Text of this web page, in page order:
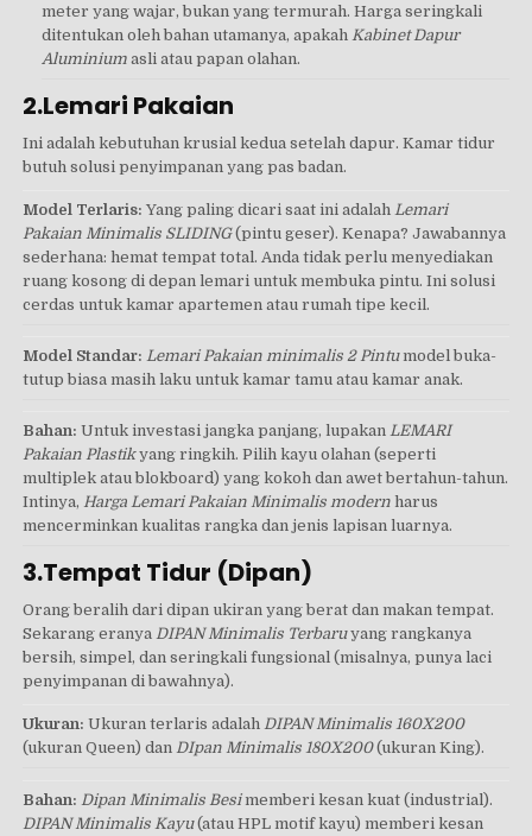
meter yang wajar, bukan yang termurah. Harga seringkali
ditentukan oleh bahan utamanya, apakah Kabinet Dapur
Aluminiumasli atau papan olahan.
2.Lemari Pakaian
Ini adalah kebutuhan krusial kedua setelah dapur. Kamar tidur
butuh solusi penyimpanan yang pas badan.
Model Terlaris: Yang paling dicari saat ini adalahLemari
Pakaian Minimalis SLIDING(pintu geser). Kenapa? Jawabannya
sederhana: hemat tempat total. Anda tidak perlu menyediakan
ruang kosong di depan lemari untuk membuka pintu. Ini solusi
cerdas untuk kamar apartemen atau rumah tipe kecil.
Model Standar: Lemari Pakaian minimalis 2 Pintumodel buka-
tutup biasa masih laku untuk kamar tamu atau kamar anak.
Bahan: Untuk investasi jangka panjang, lupakanLEMARI
Pakaian Plastikyang ringkih. Pilih kayu olahan (seperti
multiplek atau blokboard) yang kokoh dan awet bertahun-tahun.
Intinya,Harga Lemari Pakaian Minimalis modern harus
mencerminkan kualitas rangka dan jenis lapisan luarnya.
3.Tempat Tidur (Dipan)
Orang beralih dari dipan ukiran yang berat dan makan tempat.
Sekarang eranyaDIPAN Minimalis Terbaruyang rangkanya
bersih, simpel, dan seringkali fungsional (misalnya, punya laci
penyimpanan di bawahnya).
Ukuran: Ukuran terlaris adalahDIPAN Minimalis 160X200
(ukuran Queen) danDIpan Minimalis 180X200(ukuran King).
Bahan: Dipan Minimalis Besimemberi kesan kuat (industrial).
DIPAN Minimalis Kayu(atau HPL motif kayu) memberi kesan